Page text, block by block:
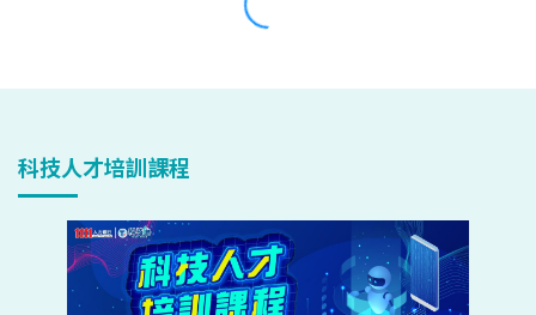
科技人才培訓課程